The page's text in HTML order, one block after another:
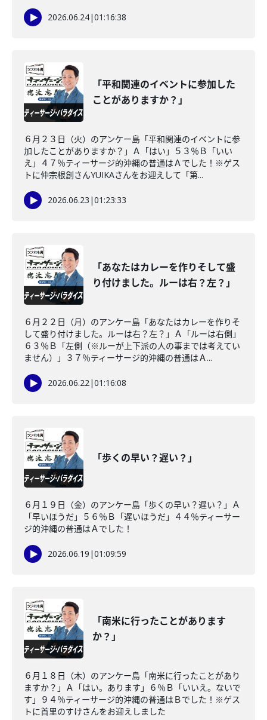
2026.06.24|01:16:38
「平和関連のイベントに参加した
ことがありますか？」
６月２３日（火）のアンケー島「平和関連のイベントに参
加したことがありますか？」Ａ「はい」５３％Ｂ「いい
え」４７％ティーサージ的沖縄の普通はＡでした！※ゲス
トに仲宗根創さんYUIKAさんをお迎えして「第...
2026.06.23 |01:23:33
「あなたはカレーを作りそして盛
り付けました。ルーは右？左？」
６月２２日（月）のアンケー島「あなたはカレーを作りそ
して盛り付けました。ルーは右？左？」Ａ「ルーは右側」
６３％Ｂ「左側（※ルーが上下派の人の事までは考えてい
ません）」３７％ティーサージ的沖縄の普通はＡ...
2026.06.22|01:16:08
「歩くの早い？遅い？」
６月１９日（金）のアンケー島「歩くの早い？遅い？」Ａ
「早いほうだ」５６％Ｂ「遅いほうだ」４４％ティーサー
ジ的沖縄の普通はＡでした！
2026.06.19 |01:09:59
「南米に行ったことがあります
か？」
６月１８日（木）のアンケー島「南米に行ったことがあり
ますか？」Ａ「はい。あります」６％Ｂ「いいえ。ないで
す」９４％ティーサージ的沖縄の普通はＢでした！※ゲス
トに首里のすけさんをお迎えしました